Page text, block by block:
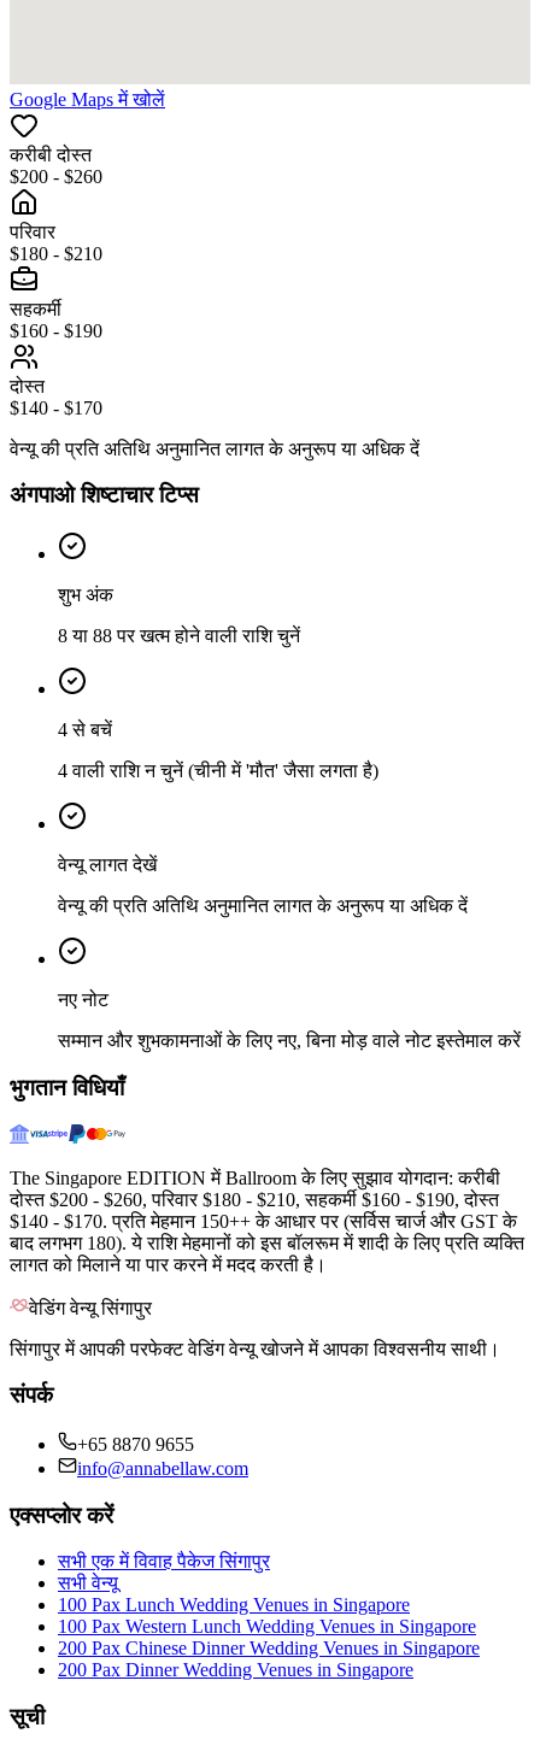
Google Maps में खोलें
करीबी दोस्त
$200 - $260
परिवार
$180 - $210
सहकर्मी
$160 - $190
दोस्त
$140 - $170
वेन्यू की प्रति अतिथि अनुमानित लागत के अनुरूप या अधिक दें
अंगपाओ शिष्टाचार टिप्स
शुभ अंक
8 या 88 पर खत्म होने वाली राशि चुनें
4 से बचें
4 वाली राशि न चुनें (चीनी में 'मौत' जैसा लगता है)
वेन्यू लागत देखें
वेन्यू की प्रति अतिथि अनुमानित लागत के अनुरूप या अधिक दें
नए नोट
सम्मान और शुभकामनाओं के लिए नए, बिना मोड़ वाले नोट इस्तेमाल करें
भुगतान विधियाँ
The Singapore EDITION में Ballroom के लिए सुझाव योगदान: करीबी
दोस्त $200 - $260, परिवार $180 - $210, सहकर्मी $160 - $190, दोस्त
$140 - $170. प्रति मेहमान 150++ के आधार पर (सर्विस चार्ज और GST के
बाद लगभग 180). ये राशि मेहमानों को इस बॉलरूम में शादी के लिए प्रति व्यक्ति
लागत को मिलाने या पार करने में मदद करती है।
वेडिंग वेन्यू सिंगापुर
सिंगापुर में आपकी परफेक्ट वेडिंग वेन्यू खोजने में आपका विश्वसनीय साथी।
संपर्क
+65 8870 9655
info@annabellaw.com
एक्सप्लोर करें
सभी एक में विवाह पैकेज सिंगापुर
सभी वेन्यू
100 Pax Lunch Wedding Venues in Singapore
100 Pax Western Lunch Wedding Venues in Singapore
200 Pax Chinese Dinner Wedding Venues in Singapore
200 Pax Dinner Wedding Venues in Singapore
सूची